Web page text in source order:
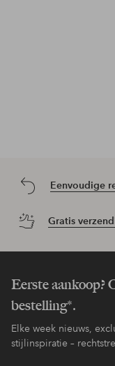
Eenvoudige
Gratis
Eerste aankoop?
bestelling*.
Elke week nieuws,
stijlinspiratie –